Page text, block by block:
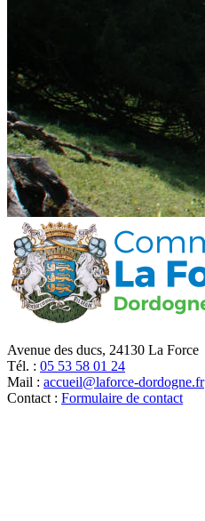
Avenue des ducs, 24130 La Force
Tél. : 05 53 58 01 24
Mail : accueil@laforce-dordogne.fr
Contact : Formulaire de contact